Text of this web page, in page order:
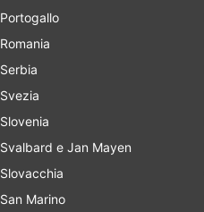
Portogallo
Romania
Serbia
Svezia
Slovenia
Svalbard e Jan Mayen
Slovacchia
San Marino